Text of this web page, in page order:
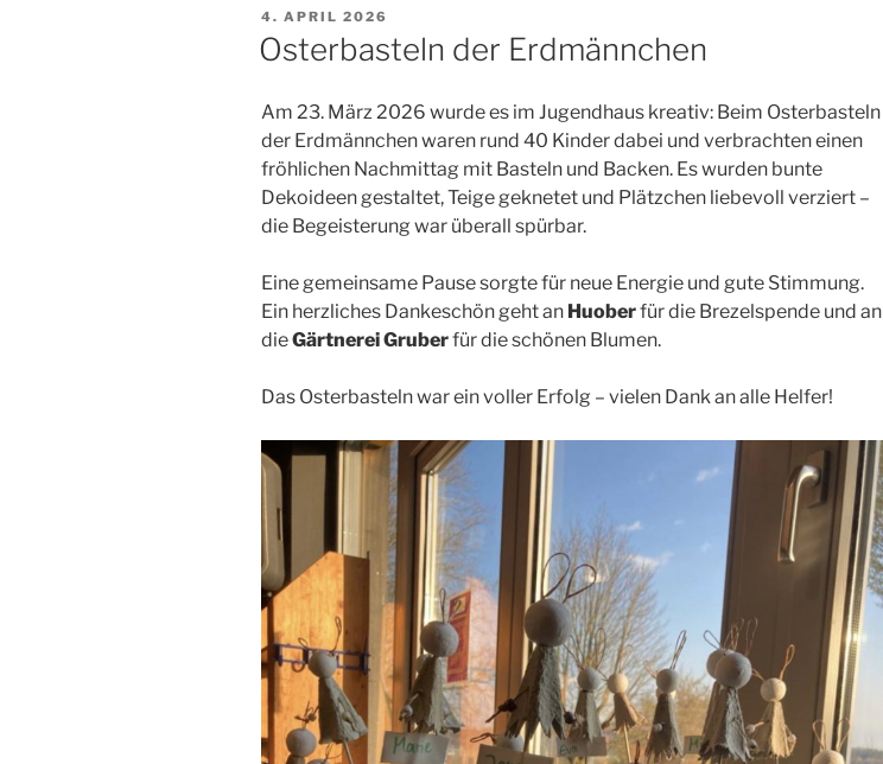
VERÖFFENTLICHT
AM
4. APRIL 2026
Osterbasteln der Erdmännchen
Am 23. März 2026 wurde es im Jugendhaus kreativ: Beim Osterbasteln
der Erdmännchen waren rund 40 Kinder dabei und verbrachten einen
fröhlichen Nachmittag mit Basteln und Backen. Es wurden bunte
Dekoideen gestaltet, Teige geknetet und Plätzchen liebevoll verziert –
die Begeisterung war überall spürbar.
Eine gemeinsame Pause sorgte für neue Energie und gute Stimmung.
Ein herzliches Dankeschön geht an Huoberfür die Brezelspende und an
dieGärtnerei Gruberfür die schönen Blumen.
Das Osterbasteln war ein voller Erfolg – vielen Dank an alle Helfer!